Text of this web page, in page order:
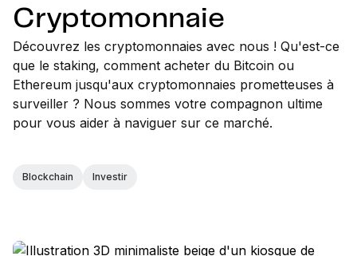
Cryptomonnaie
Découvrez les cryptomonnaies avec nous ! Qu'est-ce
que le staking, comment acheter du Bitcoin ou
Ethereum jusqu'aux cryptomonnaies prometteuses à
surveiller ? Nous sommes votre compagnon ultime
pour vous aider à naviguer sur ce marché.
Blockchain Investir